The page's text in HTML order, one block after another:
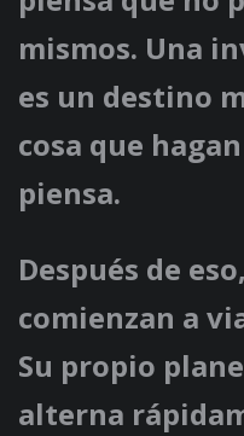
mismos. Una
es un destino
cosa que
piensa.
Después de
comienzan a
Su propio
alterna